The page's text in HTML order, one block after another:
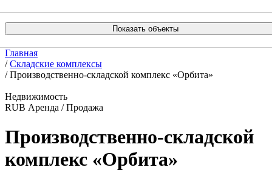
Главная
/ Складские комплексы
/ Производственно-складской комплекс «Орбита»
Недвижимость
RUB Аренда / Продажа
Производственно-складской
комплекс «Орбита»